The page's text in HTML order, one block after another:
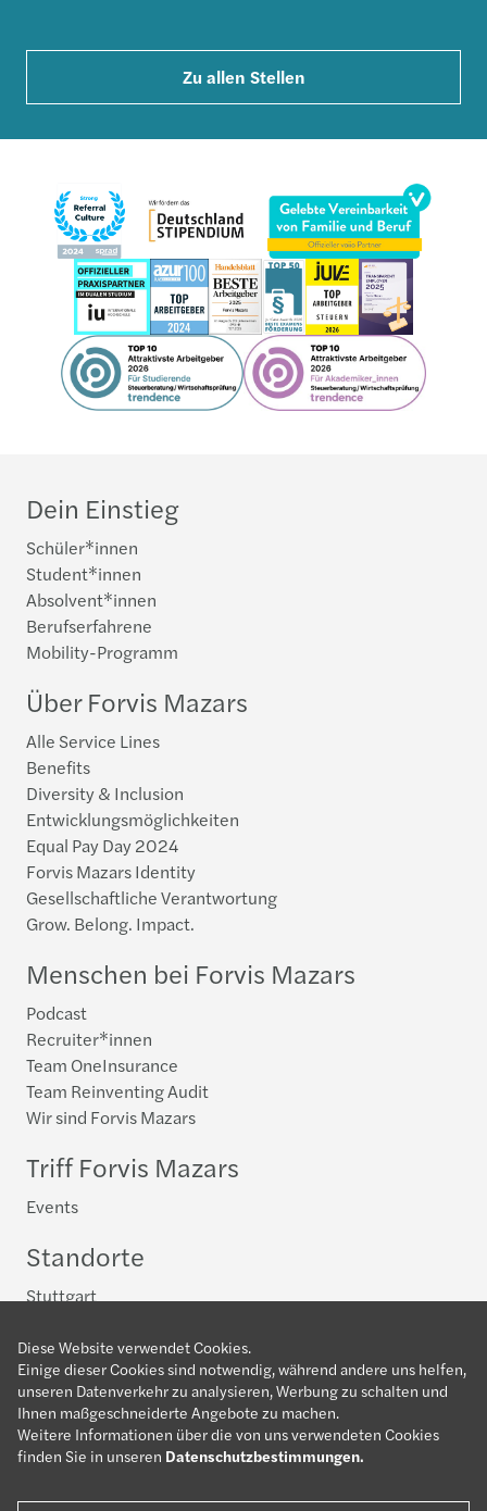
Zu allen Stellen
Dein Einstieg
Schüler*innen
Student*innen
Absolvent*innen
Berufserfahrene
Mobility-Programm
Über Forvis Mazars
Alle Service Lines
Benefits
Diversity & Inclusion
Entwicklungsmöglichkeiten
Equal Pay Day 2024
Forvis Mazars Identity
Gesellschaftliche Verantwortung
Grow. Belong. Impact.
Menschen bei Forvis Mazars
Podcast
Recruiter*innen
Team OneInsurance
Team Reinventing Audit
Wir sind Forvis Mazars
Triff Forvis Mazars
Events
Standorte
Stuttgart
Dein Einstieg in die Steuerberatung
Allgemein
Advisory
Compliance
Future Tax
Diese Website verwendet Cookies.
Einige dieser Cookies sind notwendig, während andere uns helfen,
unseren Datenverkehr zu analysieren, Werbung zu schalten und
Ihnen maßgeschneiderte Angebote zu machen.
Weitere Informationen über die von uns verwendeten Cookies
finden Sie in unseren Datenschutzbestimmungen.